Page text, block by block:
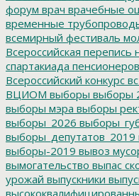
форум врач врачебные
временные
всемирный фестиваль
Всероссийская перепись
спартакиада пенсионеров
Всероссийский конкурс
ВЦИОМ выборы выборы
выборы мэра выборы
выборы_2026
выборы_депутатов_2019
выборы-2019 вывоз
вымогательство выпас
урожай выпускники